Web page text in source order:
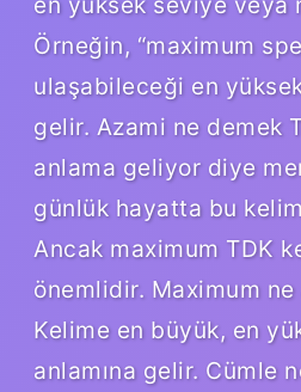
Örneğin, “maximum
ulaşabileceği en
gelir. Azami ne demek
anlama geliyor diye
günlük hayatta bu
Ancak maximum TDK
önemlidir. Maximum
Kelime en büyük, en
anlamına gelir. Cümle